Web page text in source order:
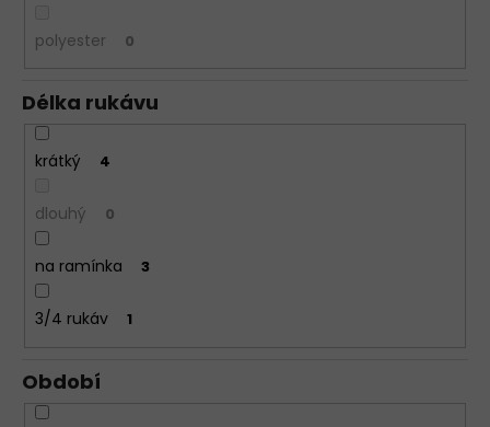
polyester 0
Délka rukávu
krátký 4
dlouhý 0
na ramínka 3
3/4 rukáv 1
Období